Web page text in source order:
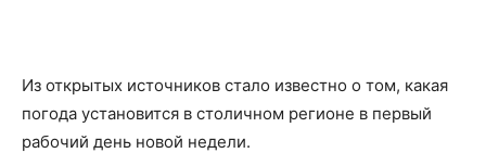
Из открытых источников стало известно о том, какая
погода установится в столичном регионе в первый
рабочий день новой недели.